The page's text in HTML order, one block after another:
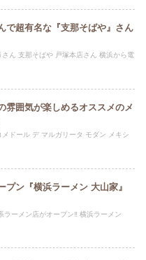
で超有名な『支那そばや』さん
ん 支那そばや 戸塚本店さん 横浜から電
雰囲気が楽しめるオススメのメ
ドール デ マルガリータ モダン メキシ
プン『横浜ラーメン 大山家』
ラーメン店がオープン‼ 横浜ラーメン